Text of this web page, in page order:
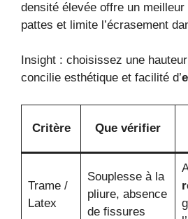
densité élevée offre un
pattes et limite l’écrasement
Insight : choisissez une
concilie esthétique et facilité d’
Critère Que vérifier
Trame /
Latex
Souplesse à la
pliure, absence
de fissures